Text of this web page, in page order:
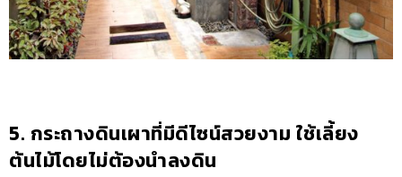
5. กระถางดินเผาที่มีดีไซน์สวยงาม ใช้เลี้ยง
ต้นไม้โดยไม่ต้องนำลงดิน